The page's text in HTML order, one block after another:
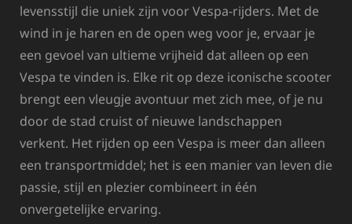
levensstijl die uniek zijn voor Vespa-rijders. Met de
wind in je haren en de open weg voor je, ervaar je
een gevoel van ultieme vrijheid dat alleen op een
Vespa te vinden is. Elke rit op deze iconische scooter
brengt een vleugje avontuur met zich mee, of je nu
door de stad cruist of nieuwe landschappen
verkent. Het rijden op een Vespa is meer dan alleen
een transportmiddel; het is een manier van leven die
passie, stijl en plezier combineert in één
onvergetelijke ervaring.